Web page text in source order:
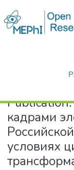
кадрами
условиях